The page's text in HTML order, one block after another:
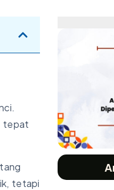
tepat
tetapi